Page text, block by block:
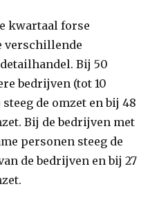
kwartaal forse
verschillende
Bij 50
bedrijven (tot 10
de omzet en bij 48
Bij de bedrijven met
personen steeg de
de bedrijven en bij 27